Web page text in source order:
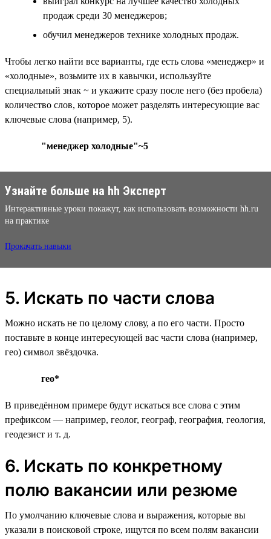
продаж среди 30 менеджеров;
обучил менеджеров технике холодных продаж.
Чтобы легко найти все варианты, где есть слова «менеджер» и
«холодные», возьмите их в кавычки, используйте
специальный знак ~ и укажите сразу после него (без пробела)
количество слов, которое может разделять интересующие вас
ключевые слова (например, 5).
"менеджер холодные"~5
Узнайте больше на hh Эксперт
Интерактивные уроки покажут, как использовать возможности hh.ru
на практике
Прокачать навыки
5. Искать по части слова
Можно искать не по целому слову, а по его части. Просто
поставьте в конце интересующей вас части слова (например,
гео) символ звёздочка.
гео*
В приведённом примере будут искаться все слова с этим
префиксом — например, геолог, географ, география, геология,
геодезист и т. д.
6. Искать по конкретному
полю вакансии или резюме
По умолчанию ключевые слова и выражения, которые вы
указали в поисковой строке, ищутся по всем полям вакансии